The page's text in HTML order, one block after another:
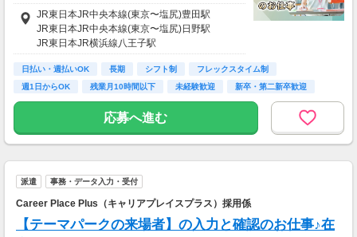
《収入例》
●時給1,800円 × 8h × 22日
＝【月収31万6,800円】
「在宅ワーク、飽きちゃった…」
「期間限定の高時給狙い！」
↓ ↓
いつでもカンタン《WEB登録》★
JR東日本JR中央本線(東京〜塩尻)豊田駅
JR東日本JR中央本線(東京〜塩尻)日野駅
JR東日本JR横浜線八王子駅
日払い・週払いOK 長期 シフト制
フレックスタイム制
週1日からOK
残業月10時間以下 未経験歓迎
新卒・第二新卒歓迎
主婦(夫)歓迎
応募へ進む
派遣 事務・データ入力・受付
Career Place Plus（キャリアプレイスプラス）採用係
【テーマパークの来場者】の入力と確認のお仕事♪在